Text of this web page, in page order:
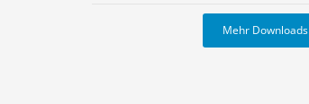
Mehr Downloads